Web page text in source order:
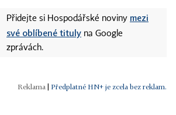
Přidejte si Hospodářské noviny mezi
své oblíbené tituly na Google
zprávách.
Předplatné HN+ je zcela bez reklam.